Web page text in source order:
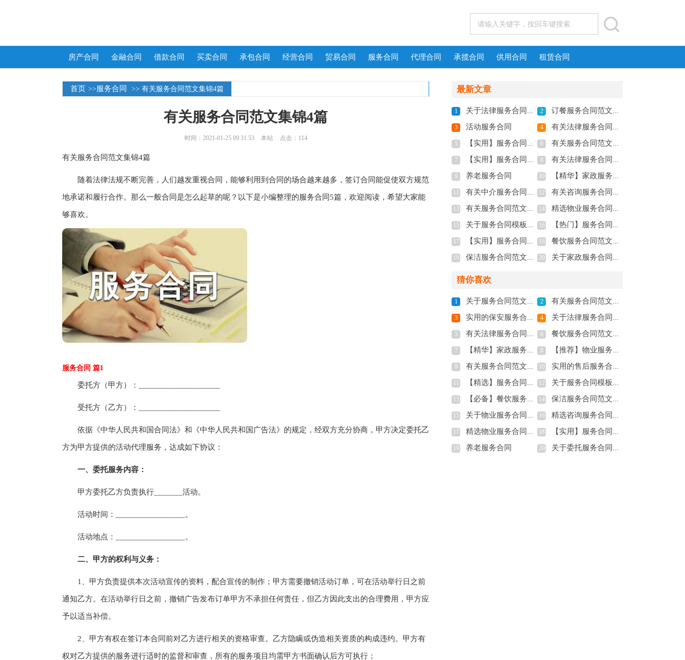
房产合同 金融合同 借款合同 买卖合同 承包合同 经营合同 贸易合同 服务合同 代理合同 承揽合同 供用合同 租赁合同
首页 >> 服务合同 >> 有关服务合同范文集锦4篇
有关服务合同范文集锦4篇
时间：2021-01-25 09:31:53 本站 点击：114
有关服务合同范文集锦4篇
随着法律法规不断完善，人们越发重视合同，能够利用到合同的场合越来越多，签订合同能促使双方规范
地承诺和履行合作。那么一般合同是怎么起草的呢？以下是小编整理的服务合同5篇，欢迎阅读，希望大家能
够喜欢。
服务合同 篇1
委托方（甲方）：____________________
受托方（乙方）：____________________
依据《中华人民共和国合同法》和《中华人民共和国广告法》的规定，经双方充分协商，甲方决定委托乙
方为甲方提供的活动代理服务，达成如下协议：
一、委托服务内容：
甲方委托乙方负责执行_______活动。
活动时间：_________________。
活动地点：_________________。
二、甲方的权利与义务：
1、甲方负责提供本次活动宣传的资料，配合宣传的制作；甲方需要撤销活动订单，可在活动举行日之前
通知乙方。在活动举行日之前，撤销广告发布订单甲方不承担任何责任，但乙方因此支出的合理费用，甲方应
予以适当补偿。
2、甲方有权在签订本合同前对乙方进行相关的资格审查。乙方隐瞒或伪造相关资质的构成违约。甲方有
权对乙方提供的服务进行适时的监督和审查，所有的服务项目均需甲方书面确认后方可执行；
最新文章
1 关于法律服务合同锦集7篇 2 订餐服务合同范文合集七篇
3 活动服务合同 4 有关法律服务合同汇编九篇
5 【实用】服务合同范文集合十篇 6 有关服务合同范文集锦4篇
7 【实用】服务合同范文汇编八篇 8 有关法律服务合同合集七篇
9 养老服务合同 10 【精华】家政服务合同三篇
有关中介服务合同锦集六篇 12 有关咨询服务合同集锦七篇
13 有关服务合同范文汇总九篇 14 精选物业服务合同范文合集五篇
15 关于服务合同模板六篇 16 【热门】服务合同范文合集六篇
17 【实用】服务合同范文集锦九篇 18 餐饮服务合同范文合集10篇
19 保洁服务合同范文合集八篇 20 关于家政服务合同范文8篇
猜你喜欢
1 关于服务合同范文集锦七篇 2 有关服务合同范文集锦4篇
3 实用的保安服务合同3篇 4 关于法律服务合同锦集7篇
5 有关法律服务合同汇编九篇 6 餐饮服务合同范文合集10篇
7 【精华】家政服务合同三篇 8 【推荐】物业服务合同三篇
9 有关服务合同范文汇总九篇 10 实用的售后服务合同3篇
【精选】服务合同范文集合八篇 12 关于服务合同模板六篇
13 【必备】餐饮服务合同四篇 14 保洁服务合同范文合集八篇
15 关于物业服务合同范文合集9篇 16 精选咨询服务合同锦集十篇
17 精选物业服务合同范文合集五篇 18 【实用】服务合同范文集锦九篇
19 养老服务合同 20 关于委托服务合同范文合集7篇